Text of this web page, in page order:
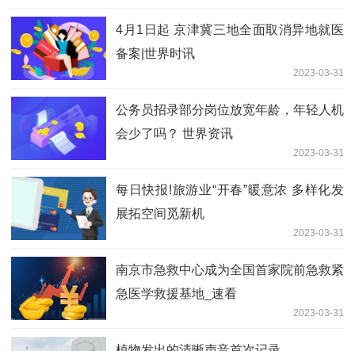
4月1日起 京津冀三地全面取消异地就医
备案|世界时讯
2023-03-31
公务员招录部分岗位放宽年龄，年轻人机
会少了吗？ 世界资讯
2023-03-31
每日快报!旅游业“开春”暖意浓 多样化发
展拓空间觅新机
2023-03-31
南京市急救中心成为全国首家院前急救紧
急医学救援基地_速看
2023-03-31